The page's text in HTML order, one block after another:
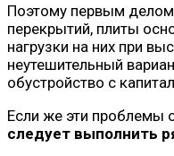
Поэтому первым делом
перекрытий, плиты
нагрузки на них при
неутешительный
обустройство с
Если же эти проблемы
следует выполнить